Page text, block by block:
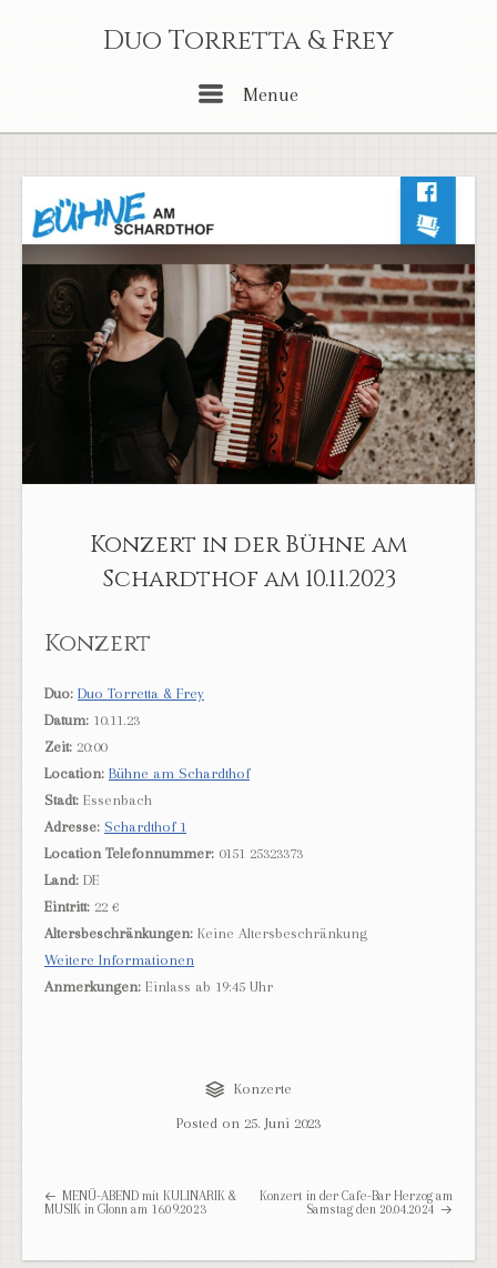
Duo Torretta & Frey
Menue
Konzert in der Bühne am
Schardthof am 10.11.2023
Konzert
Duo: Duo Torretta & Frey
Datum: 10.11.23
Zeit: 20:00
Location: Bühne am Schardthof
Stadt: Essenbach
Adresse: Schardthof 1
Location Telefonnummer: 0151 25323373
Land: DE
Eintritt: 22 €
Altersbeschränkungen: Keine Altersbeschränkung
Weitere Informationen
Anmerkungen: Einlass ab 19:45 Uhr
Konzerte
Posted on 25. Juni 2023
Post navigation
MENÜ-ABEND mit KULINARIK &
MUSIK in Glonn am 16.09.2023
Konzert in der Cafe-Bar Herzog am
Samstag den 20.04.2024